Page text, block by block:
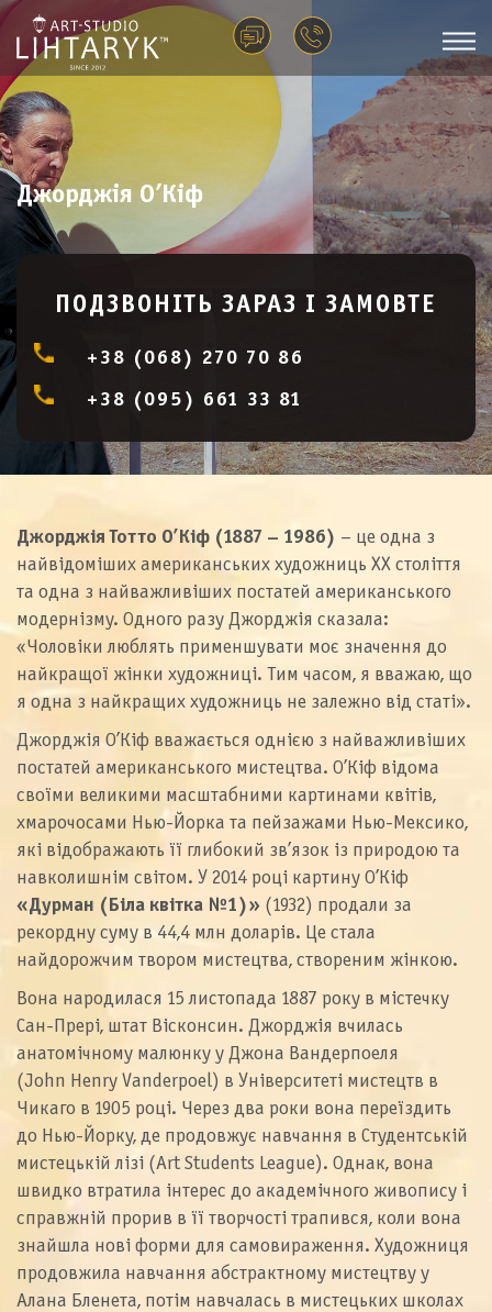
Джорджія О’Кіф
ПОДЗВОНІТЬ ЗАРАЗ І ЗАМОВТЕ
+38 (068) 270 70 86
+38 (095) 661 33 81
Джорджія Тотто О’Кіф (1887 – 1986) – це одна з
найвідоміших американських художниць ХХ століття
та одна з найважливіших постатей американського
модернізму. Одного разу Джорджія сказала:
«Чоловіки люблять применшувати моє значення до
найкращої жінки художниці. Тим часом, я вважаю, що
я одна з найкращих художниць не залежно від статі».
Джорджія О’Кіф вважається однією з найважливіших
постатей американського мистецтва. О’Кіф відома
своїми великими масштабними картинами квітів,
хмарочосами Нью-Йорка та пейзажами Нью-Мексико,
які відображають її глибокий зв’язок із природою та
навколишнім світом. У 2014 році картину О’Кіф
«Дурман (Біла квітка №1)» (1932) продали за
рекордну суму в 44,4 млн доларів. Це стала
найдорожчим твором мистецтва, створеним жінкою.
Вона народилася 15 листопада 1887 року в містечку
Сан-Прері, штат Вісконсин. Джорджія вчилась
анатомічному малюнку у Джона Вандерпоеля
(John Henry Vanderpoel) в Університеті мистецтв в
Чикаго в 1905 році. Через два роки вона переїздить
до Нью-Йорку, де продовжує навчання в Студентській
мистецькій лізі (Art Students League). Однак, вона
швидко втратила інтерес до академічного живопису і
справжній прорив в її творчості трапився, коли вона
знайшла нові форми для самовираження. Художниця
продовжила навчання абстрактному мистецтву у
Алана Бленета, потім навчалась в мистецьких школах